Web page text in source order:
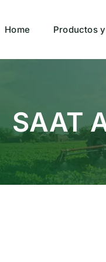
Home Productos
SAAT